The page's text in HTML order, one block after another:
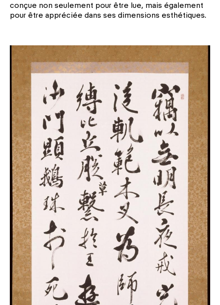
conçue non seulement pour être lue, mais également
pour être appréciée dans ses dimensions esthétiques.